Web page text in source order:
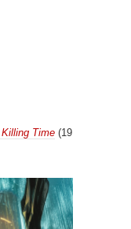
Killing Time (19